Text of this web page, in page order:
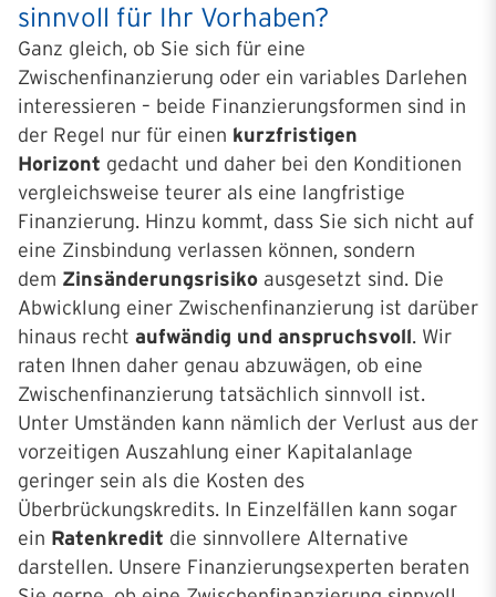
sinnvoll für Ihr Vorhaben?
Ganz gleich, ob Sie sich für eine
Zwischenfinanzierung oder ein variables Darlehen
interessieren – beide Finanzierungsformen sind in
der Regel nur für einen kurzfristigen
Horizont gedacht und daher bei den Konditionen
vergleichsweise teurer als eine langfristige
Finanzierung. Hinzu kommt, dass Sie sich nicht auf
eine Zinsbindung verlassen können, sondern
dem Zinsänderungsrisiko ausgesetzt sind. Die
Abwicklung einer Zwischenfinanzierung ist darüber
hinaus recht aufwändig und anspruchsvoll. Wir
raten Ihnen daher genau abzuwägen, ob eine
Zwischenfinanzierung tatsächlich sinnvoll ist.
Unter Umständen kann nämlich der Verlust aus der
vorzeitigen Auszahlung einer Kapitalanlage
geringer sein als die Kosten des
Überbrückungskredits. In Einzelfällen kann sogar
ein Ratenkredit die sinnvollere Alternative
darstellen. Unsere Finanzierungsexperten beraten